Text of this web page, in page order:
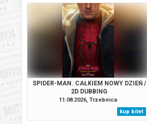
SPIDER-MAN. CAŁKIEM NOWY DZIEŃ /
2D DUBBING
11.08.2026, Trzebnica
kup bilet